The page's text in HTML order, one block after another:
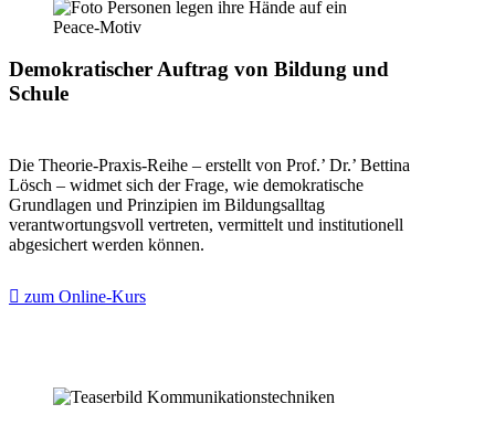
Demokratischer Auftrag von Bildung und
Schule
Die Theorie-Praxis-Reihe – erstellt von Prof.’ Dr.’ Bettina
Lösch – widmet sich der Frage, wie demokratische
Grundlagen und Prinzipien im Bildungsalltag
verantwortungsvoll vertreten, vermittelt und institutionell
abgesichert werden können.
zum Online-Kurs